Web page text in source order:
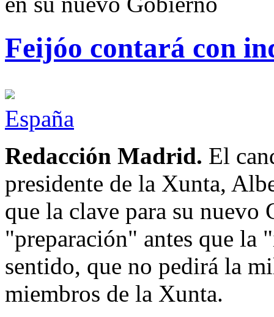
Feijóo contará con
España
Redacción Madrid. El
presidente de la Xunta,
que la clave para su
"preparación" antes que la
sentido, que no pedirá la
miembros de la Xunta.